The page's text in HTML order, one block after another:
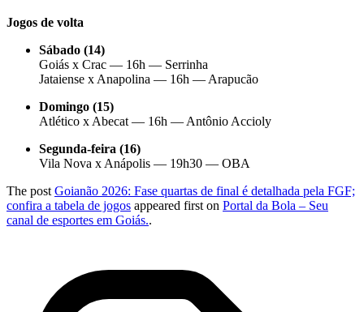
Jogos de volta
Sábado (14)
Goiás x Crac — 16h — Serrinha
Jataiense x Anapolina — 16h — Arapucão
Domingo (15)
Atlético x Abecat — 16h — Antônio Accioly
Segunda-feira (16)
Vila Nova x Anápolis — 19h30 — OBA
The post Goianão 2026: Fase quartas de final é detalhada pela FGF;
confira a tabela de jogos appeared first on Portal da Bola – Seu
canal de esportes em Goiás..